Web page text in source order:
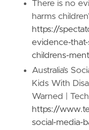
There is no
harms
https://
evidence-
childrens-
Australia’s
Kids With
Warned |
https://
social-media-